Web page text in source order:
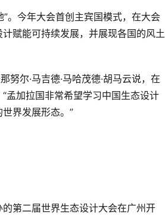
今年大会首创主宾国模式，在大会
赋能可持续发展，并展现各国的风土
尔·马吉德·马哈茂德·胡马云说，在
孟加拉国非常希望学习中国生态设计
界发展形态。”
第二届世界生态设计大会在广州开